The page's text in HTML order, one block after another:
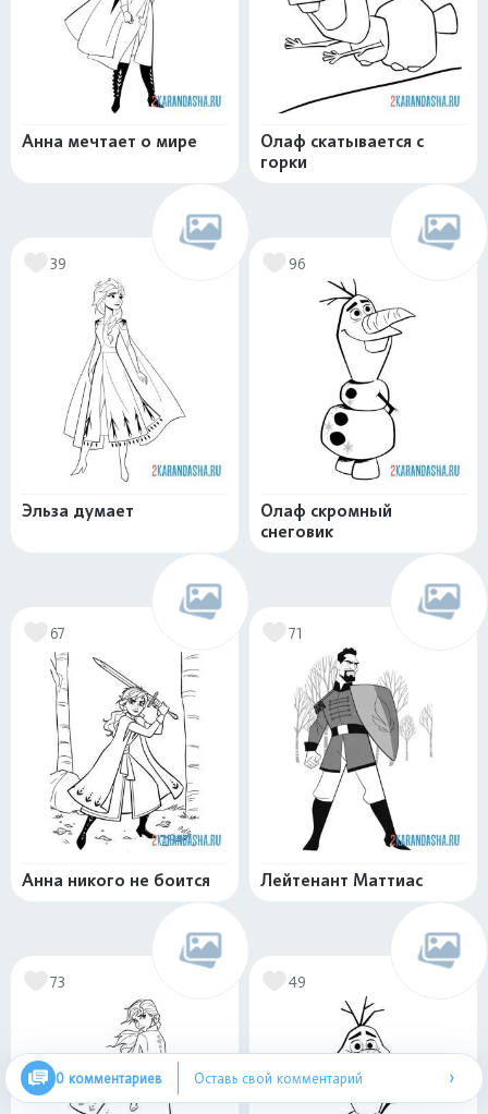
Анна мечтает о мире
Олаф скатывается с
горки
39
Эльза думает
96
Олаф скромный
снеговик
67
Анна никого не боится
71
Лейтенант Маттиас
73 49
0 комментариев Оставь свой комментарий ›